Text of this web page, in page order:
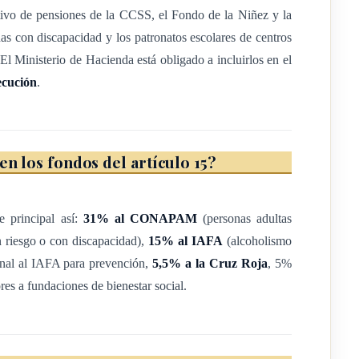
aduanera
del producto, con
y de las
cumplidos los
de pensiones de la CCSS, el Fondo de la Niñez y la
con discapacidad y los patronatos escolares de centros
Ministerio de Hacienda está obligado a incluirlos en el
.
los fondos del artículo 15?
principal así: 31% al CONAPAM(personas adultas
o con discapacidad), 15% al IAFA (alcoholismo
al IAFA para prevención,5,5% a la Cruz Roja, 5%
a fundaciones de bienestar social.